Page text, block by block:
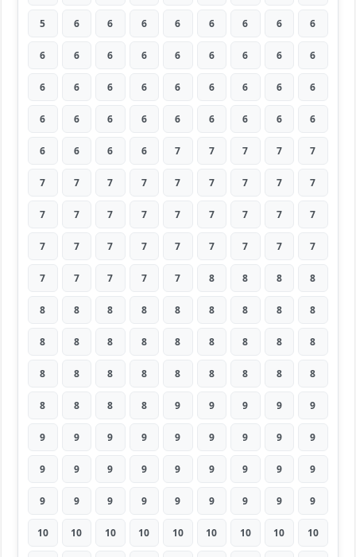
5 6 6 6 6 6 6 6 6
6 6 6 6 6 6 6 6 6
6 6 6 6 6 6 6 6 6
6 6 6 6 6 6 6 6 6
6 6 6 6 7 7 7 7 7
7 7 7 7 7 7 7 7 7
7 7 7 7 7 7 7 7 7
7 7 7 7 7 7 7 7 7
7 7 7 7 7 8 8 8 8
8 8 8 8 8 8 8 8 8
8 8 8 8 8 8 8 8 8
8 8 8 8 8 8 8 8 8
8 8 8 8 9 9 9 9 9
9 9 9 9 9 9 9 9 9
9 9 9 9 9 9 9 9 9
9 9 9 9 9 9 9 9 9
10 10 10 10 10 10 10 10 10